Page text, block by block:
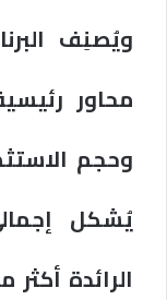
ويُصنِف
محاور
وحجم
يُشكل